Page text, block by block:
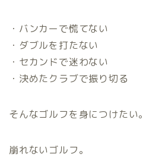
・バンカーで慌てない
・ダブルを打たない
・セカンドで迷わない
・決めたクラブで振り切る
そんなゴルフを身につけたい。
崩れないゴルフ。